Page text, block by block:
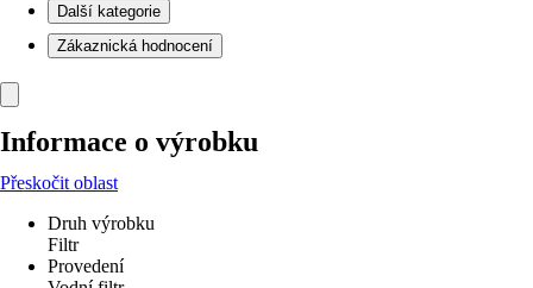
Další kategorie
Zákaznická hodnocení
Informace o výrobku
Přeskočit oblast
Druh výrobku
Filtr
Provedení